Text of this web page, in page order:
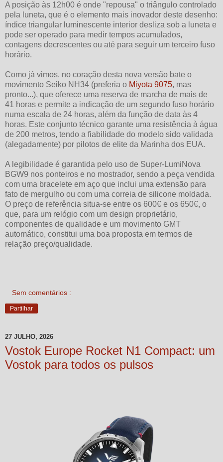
A posição às 12h00 é onde "repousa" o triângulo controlado
pela luneta, que é o elemento mais inovador deste desenho:
índice triangular luminescente interior desliza sob a luneta e
pode ser operado para medir tempos acumulados,
contagens decrescentes ou até para seguir um terceiro fuso
horário.
Como já vimos, no coração desta nova versão bate o
movimento Seiko NH34 (preferia o Miyota 9075, mas
pronto...), que oferece uma reserva de marcha de mais de
41 horas e permite a indicação de um segundo fuso horário
numa escala de 24 horas, além da função de data às 4
horas. Este conjunto técnico garante uma resistência à água
de 200 metros, tendo a fiabilidade do modelo sido validada
(alegadamente) por pilotos de elite da Marinha dos EUA.
A legibilidade é garantida pelo uso de Super-LumiNova
BGW9 nos ponteiros e no mostrador, sendo a peça vendida
com uma bracelete em aço que inclui uma extensão para
fato de mergulho ou com uma correia de silicone moldada.
O preço de referência situa-se entre os 600€ e os 650€, o
que, para um relógio com um design proprietário,
componentes de qualidade e um movimento GMT
automático, constitui uma boa proposta em termos de
relação preço/qualidade.
Sem comentários :
Partilhar
27 JULHO, 2026
Vostok Europe Rocket N1 Compact: um
Vostok para todos os pulsos